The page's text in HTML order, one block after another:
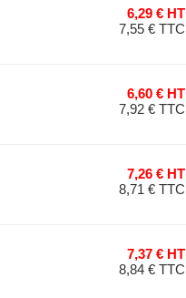
6,29 € HT
7,55 € TTC
6,60 € HT
7,92 € TTC
7,26 € HT
8,71 € TTC
7,37 € HT
8,84 € TTC